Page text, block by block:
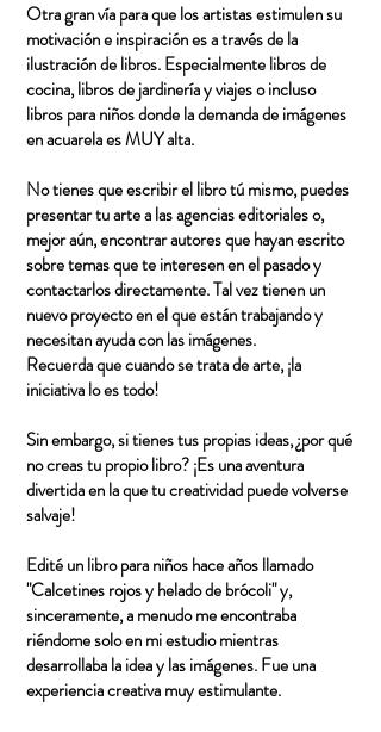
Otra gran vía para que los artistas estimulen su
motivación e inspiración es a través de la
ilustración de libros. Especialmente libros de
cocina, libros de jardinería y viajes o incluso
libros para niños donde la demanda de imágenes
en acuarela es MUY alta.
No tienes que escribir el libro tú mismo, puedes
presentar tu arte a las agencias editoriales o,
mejor aún, encontrar autores que hayan escrito
sobre temas que te interesen en el pasado y
contactarlos directamente. Tal vez tienen un
nuevo proyecto en el que están trabajando y
necesitan ayuda con las imágenes.
Recuerda que cuando se trata de arte, ¡la
iniciativa lo es todo!
Sin embargo, si tienes tus propias ideas, ¿por qué
no creas tu propio libro? ¡Es una aventura
divertida en la que tu creatividad puede volverse
salvaje!
Edité un libro para niños hace años llamado
"Calcetines rojos y helado de brócoli" y,
sinceramente, a menudo me encontraba
riéndome solo en mi estudio mientras
desarrollaba la idea y las imágenes. Fue una
experiencia creativa muy estimulante.